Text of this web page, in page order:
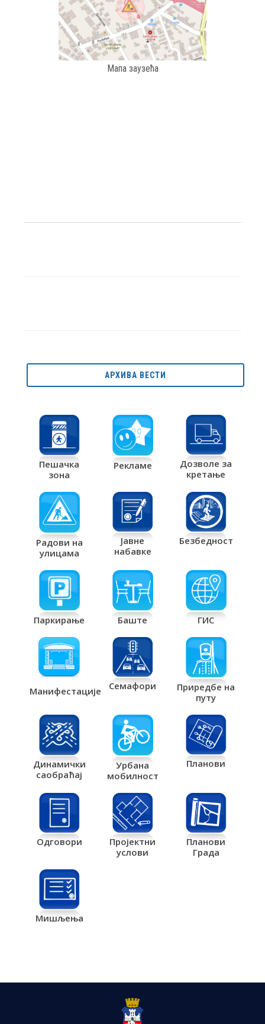
Мапа заузећа
АРХИВА ВЕСТИ
Пешачка
зона
Рекламе
Дозволе за
кретање
Радови на
улицама
Јавне
набавке
Безбедност
Паркирање Баште ГИС
Манифестације Семафори
Приредбе на
путу
Динамички
саобраћај
Урбана
мобилност
Планови
Одговори
Пројектни
услови
Планови
Града
Мишљења